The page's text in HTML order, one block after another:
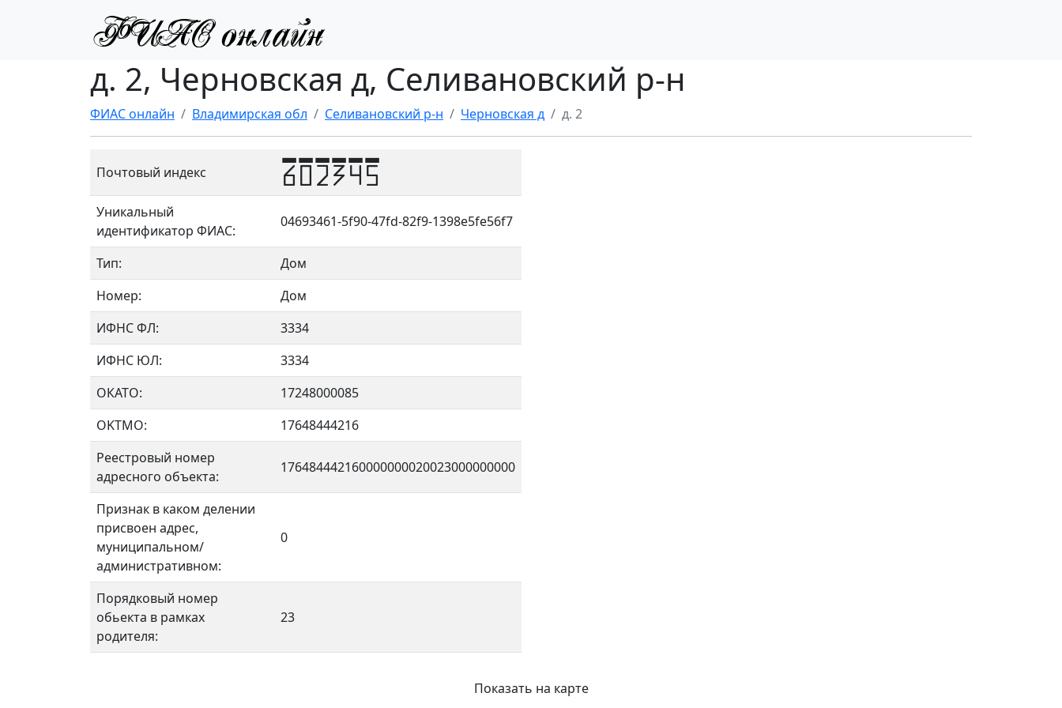
д. 2, Черновская д, Селивановский р-н
ФИАС онлайн Владимирская обл Селивановский р-н Черновская д д. 2
Почтовый индекс 602345
Уникальный
идентификатор ФИАС:
04693461-5f90-47fd-82f9-1398e5fe56f7
Тип:
Дом
Номер:
Дом
ИФНС ФЛ:
3334
ИФНС ЮЛ:
3334
ОКАТО:
17248000085
OKTMO:
17648444216
Реестровый номер
адресного объекта:
176484442160000000020023000000000
Признак в каком делении
присвоен адрес,
муниципальном/
административном:
0
Порядковый номер
обьекта в рамках
родителя:
23
Показать на карте